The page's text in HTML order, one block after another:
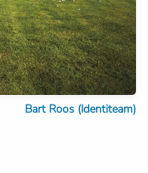
Bart Roos (Identiteam)